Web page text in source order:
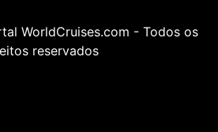
WorldCruises.com - Todos os
reservados